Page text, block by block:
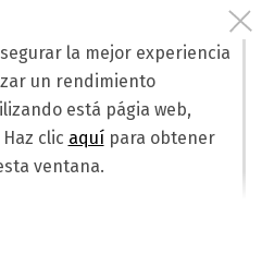
la mejor experiencia
un rendimiento
está págia web,
clic aquípara obtener
ventana.
al Cliente